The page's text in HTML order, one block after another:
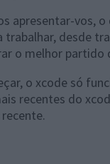
apresentar-vos,
trabalhar, desde
o melhor partido
o xcode só
recentes do